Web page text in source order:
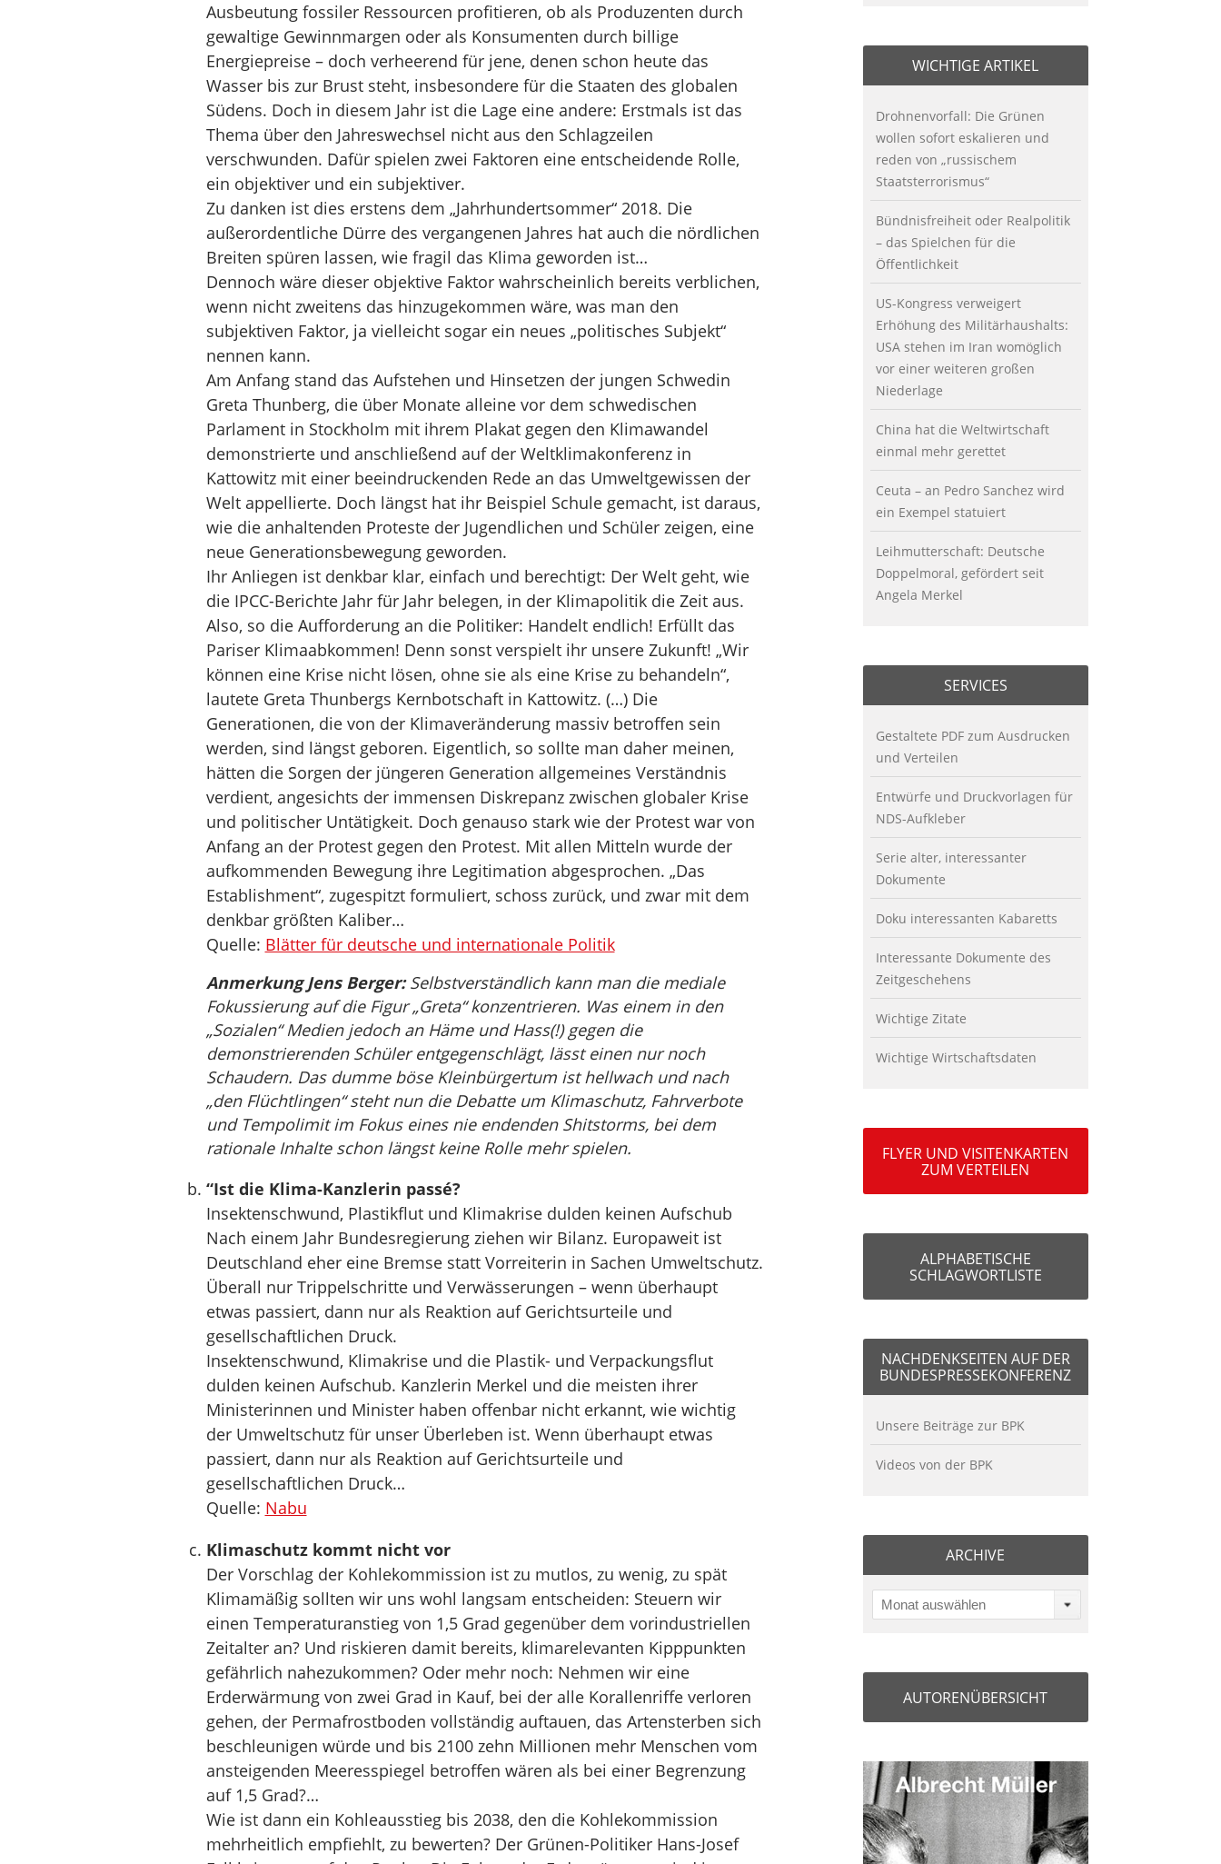
Ausbeutung fossiler Ressourcen profitieren, ob als Produzenten durch
gewaltige Gewinnmargen oder als Konsumenten durch billige
Energiepreise – doch verheerend für jene, denen schon heute das
Wasser bis zur Brust steht, insbesondere für die Staaten des globalen
Südens. Doch in diesem Jahr ist die Lage eine andere: Erstmals ist das
Thema über den Jahreswechsel nicht aus den Schlagzeilen
verschwunden. Dafür spielen zwei Faktoren eine entscheidende Rolle,
ein objektiver und ein subjektiver.
Zu danken ist dies erstens dem „Jahrhundertsommer“ 2018. Die
außerordentliche Dürre des vergangenen Jahres hat auch die nördlichen
Breiten spüren lassen, wie fragil das Klima geworden ist…
Dennoch wäre dieser objektive Faktor wahrscheinlich bereits verblichen,
wenn nicht zweitens das hinzugekommen wäre, was man den
subjektiven Faktor, ja vielleicht sogar ein neues „politisches Subjekt“
nennen kann.
Am Anfang stand das Aufstehen und Hinsetzen der jungen Schwedin
Greta Thunberg, die über Monate alleine vor dem schwedischen
Parlament in Stockholm mit ihrem Plakat gegen den Klimawandel
demonstrierte und anschließend auf der Weltklimakonferenz in
Kattowitz mit einer beeindruckenden Rede an das Umweltgewissen der
Welt appellierte. Doch längst hat ihr Beispiel Schule gemacht, ist daraus,
wie die anhaltenden Proteste der Jugendlichen und Schüler zeigen, eine
neue Generationsbewegung geworden.
Ihr Anliegen ist denkbar klar, einfach und berechtigt: Der Welt geht, wie
die IPCC-Berichte Jahr für Jahr belegen, in der Klimapolitik die Zeit aus.
Also, so die Aufforderung an die Politiker: Handelt endlich! Erfüllt das
Pariser Klimaabkommen! Denn sonst verspielt ihr unsere Zukunft! „Wir
können eine Krise nicht lösen, ohne sie als eine Krise zu behandeln“,
lautete Greta Thunbergs Kernbotschaft in Kattowitz. (…) Die
Generationen, die von der Klimaveränderung massiv betroffen sein
werden, sind längst geboren. Eigentlich, so sollte man daher meinen,
hätten die Sorgen der jüngeren Generation allgemeines Verständnis
verdient, angesichts der immensen Diskrepanz zwischen globaler Krise
und politischer Untätigkeit. Doch genauso stark wie der Protest war von
Anfang an der Protest gegen den Protest. Mit allen Mitteln wurde der
aufkommenden Bewegung ihre Legitimation abgesprochen. „Das
Establishment“, zugespitzt formuliert, schoss zurück, und zwar mit dem
denkbar größten Kaliber…
Quelle: Blätter für deutsche und internationale Politik
Anmerkung Jens Berger:Selbstverständlich kann man die mediale
Fokussierung auf die Figur „Greta“ konzentrieren. Was einem in den
„Sozialen“ Medien jedoch an Häme und Hass(!) gegen die
demonstrierenden Schüler entgegenschlägt, lässt einen nur noch
Schaudern. Das dumme böse Kleinbürgertum ist hellwach und nach
„den Flüchtlingen“ steht nun die Debatte um Klimaschutz, Fahrverbote
und Tempolimit im Fokus eines nie endenden Shitstorms, bei dem
rationale Inhalte schon längst keine Rolle mehr spielen.
“Ist die Klima-Kanzlerin passé?
Insektenschwund, Plastikflut und Klimakrise dulden keinen Aufschub
Nach einem Jahr Bundesregierung ziehen wir Bilanz. Europaweit ist
Deutschland eher eine Bremse statt Vorreiterin in Sachen Umweltschutz.
Überall nur Trippelschritte und Verwässerungen – wenn überhaupt
etwas passiert, dann nur als Reaktion auf Gerichtsurteile und
gesellschaftlichen Druck.
Insektenschwund, Klimakrise und die Plastik- und Verpackungsflut
dulden keinen Aufschub. Kanzlerin Merkel und die meisten ihrer
Ministerinnen und Minister haben offenbar nicht erkannt, wie wichtig
der Umweltschutz für unser Überleben ist. Wenn überhaupt etwas
passiert, dann nur als Reaktion auf Gerichtsurteile und
gesellschaftlichen Druck…
Quelle: Nabu
Klimaschutz kommt nicht vor
Der Vorschlag der Kohlekommission ist zu mutlos, zu wenig, zu spät
Klimamäßig sollten wir uns wohl langsam entscheiden: Steuern wir
einen Temperaturanstieg von 1,5 Grad gegenüber dem vorindustriellen
Zeitalter an? Und riskieren damit bereits, klimarelevanten Kipppunkten
gefährlich nahezukommen? Oder mehr noch: Nehmen wir eine
Erderwärmung von zwei Grad in Kauf, bei der alle Korallenriffe verloren
gehen, der Permafrostboden vollständig auftauen, das Artensterben sich
beschleunigen würde und bis 2100 zehn Millionen mehr Menschen vom
ansteigenden Meeresspiegel betroffen wären als bei einer Begrenzung
auf 1,5 Grad?…
Wie ist dann ein Kohleausstieg bis 2038, den die Kohlekommission
mehrheitlich empfiehlt, zu bewerten? Der Grünen-Politiker Hans-Josef
WICHTIGE ARTIKEL
Drohnenvorfall: Die Grünen
wollen sofort eskalieren und
reden von „russischem
Staatsterrorismus“
Bündnisfreiheit oder Realpolitik
– das Spielchen für die
Öffentlichkeit
US-Kongress verweigert
Erhöhung des Militärhaushalts:
USA stehen im Iran womöglich
vor einer weiteren großen
Niederlage
China hat die Weltwirtschaft
einmal mehr gerettet
Ceuta – an Pedro Sanchez wird
ein Exempel statuiert
Leihmutterschaft: Deutsche
Doppelmoral, gefördert seit
Angela Merkel
SERVICES
Gestaltete PDF zum Ausdrucken
und Verteilen
Entwürfe und Druckvorlagen für
NDS-Aufkleber
Serie alter, interessanter
Dokumente
Doku interessanten Kabaretts
Interessante Dokumente des
Zeitgeschehens
Wichtige Zitate
Wichtige Wirtschaftsdaten
FLYER UND VISITENKARTEN
ZUM VERTEILEN
ALPHABETISCHE
SCHLAGWORTLISTE
NACHDENKSEITEN AUF DER
BUNDESPRESSEKONFERENZ
Unsere Beiträge zur BPK
Videos von der BPK
ARCHIVE
Monat auswählen
AUTORENÜBERSICHT